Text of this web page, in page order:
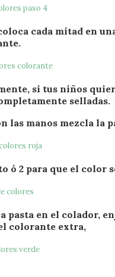
cada mitad en
si tus niños
selladas.
las manos mezcla la
ó 2 para que el color
pasta en el colador,
colorante extra,